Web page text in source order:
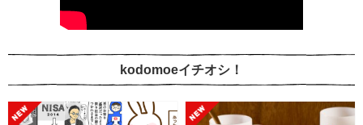
kodomoeイチオシ！